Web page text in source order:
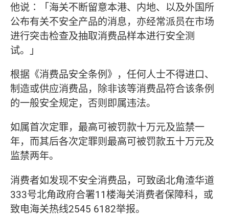
他说∶「海关不断留意本港、内地、以及外国所
公布有关不安全产品的消息，亦经常派员在市场
进行突击检查及抽取消费品样本进行安全测
试。」
根据《消费品安全条例》，任何人士不得进口、
制造或供应消费品，除非该等消费品符合该条例
的一般安全规定，否则即属违法。
如属首次定罪，最高可被罚款十万元及监禁一
年，而其后各次定罪则最高可被罚款五十万元及
监禁两年。
消费者如发现不安全消费品，可致函北角渣华道
333号北角政府合署11楼海关消费者保障科，或
致电海关热线2545 6182举报。